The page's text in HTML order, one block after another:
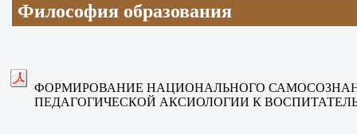
Философия образования
ФОРМИРОВАНИЕ НАЦИОНАЛЬНОГО
ПЕДАГОГИЧЕСКОЙ АКСИОЛОГИИ К